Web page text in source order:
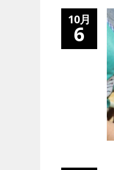
10月
6